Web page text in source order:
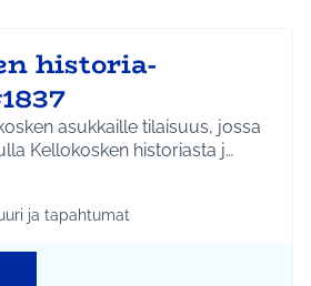
historia-
asukkaille tilaisuus, jossa
Kellokosken historiasta j…
mukaan: Kellokoski
teeman mukaan: Kulttuuri ja
ja tapahtumat